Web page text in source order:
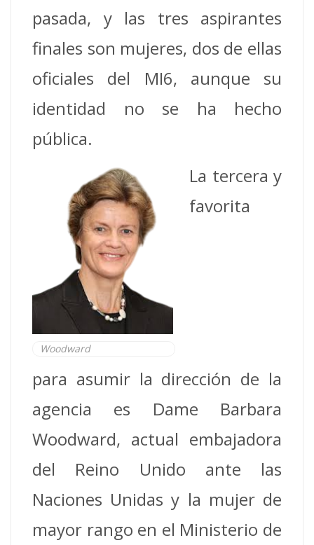
pasada, y las tres aspirantes
finales son mujeres, dos de ellas
oficiales del MI6, aunque su
identidad no se ha hecho
pública.
Woodward
La tercera y
favorita
para asumir la dirección de la
agencia es Dame Barbara
Woodward, actual embajadora
del Reino Unido ante las
Naciones Unidas y la mujer de
mayor rango en el Ministerio de